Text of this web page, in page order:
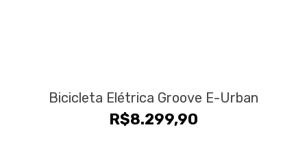
Bicicleta Elétrica Groove E-Urban
R$8.299,90